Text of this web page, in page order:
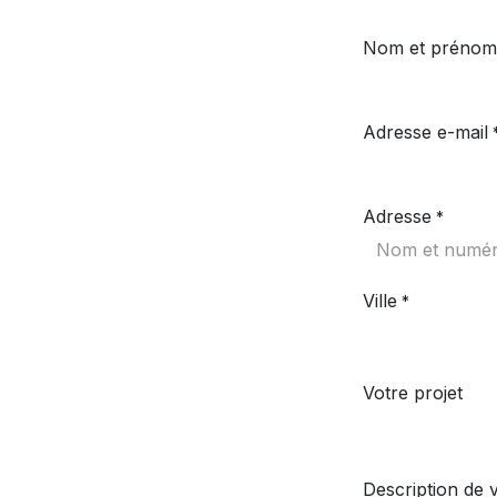
Nom et prénom
Adresse e-mail
Adresse *
Ville *
Votre projet
Description de